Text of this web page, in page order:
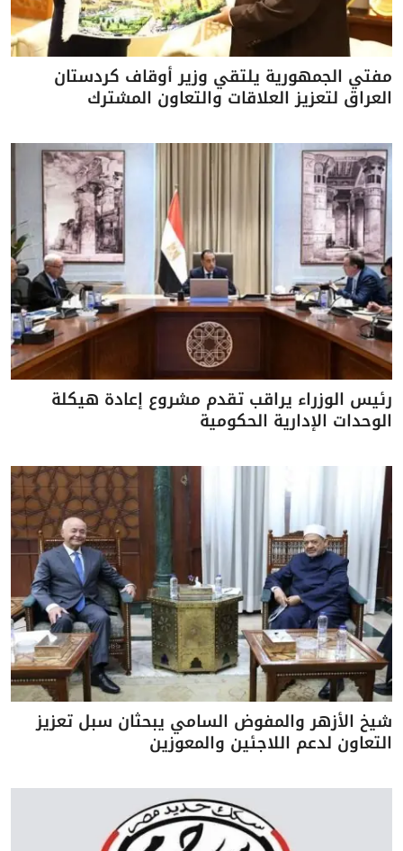
مفتي الجمهورية يلتقي وزير أوقاف كردستان
العراق لتعزيز العلاقات والتعاون المشترك
رئيس الوزراء يراقب تقدم مشروع إعادة هيكلة
الوحدات الإدارية الحكومية
شيخ الأزهر والمفوض السامي يبحثان سبل تعزيز
التعاون لدعم اللاجئين والمعوزين